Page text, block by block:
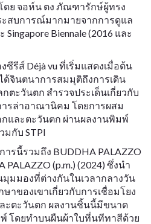
ดย จอห์น ตง ภัณฑารักษ์ผู้ทรง
สบการณ์มากมายจากการดูแล
Singapore Biennale (2016 และ
รีส์ Déjà vu ที่เริ่มแสดงเมื่อต้น
ด้จินตนาการสมมุติถึงการเดิน
ตะวันตก สำรวจประเด็นเกี่ยวกับ
รล่าอาณานิคม โดยการผสม
และตะวันตก ผ่านผลงานพิมพ์
มกับ STPI
รนี้รวมถึง BUDDHA PALAZZO
PALAZZO (p.m.) (2024) ซึ่งนำ
มมองที่ต่างกันในเวลากลางวัน
าของเขาเกี่ยวกับการเชื่อมโยง
ตะวันตก ผลงานชิ้นนี้มีขนาด
โดยทำบนผืนผ้าใบที่นทีทาสีด้วย